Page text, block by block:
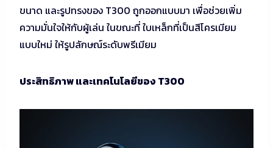
ขนาด และรูปทรงของ T300 ถูกออกแบบมา เพื่อช่วยเพิ่ม
ความมั่นใจให้กับผู้เล่น ในขณะที่ ใบเหล็กที่เป็นสีโครเมียม
แบบใหม่ ให้รูปลักษณ์ระดับพรีเมียม
ประสิทธิภาพ และเทคโนโลยีของ T300